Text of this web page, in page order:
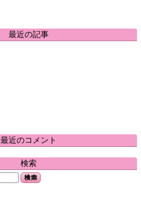
最近の記事
最近のコメント
検索
検索